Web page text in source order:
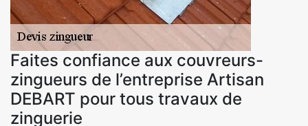
Faites confiance aux couvreurs-
zingueurs de l’entreprise Artisan
DEBART pour tous travaux de
zinguerie